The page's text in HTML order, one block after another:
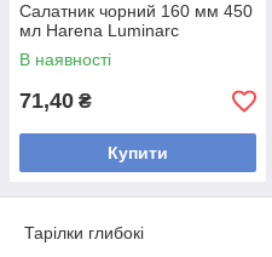
Салатник чорний 160 мм 450
мл Harena Luminarc
В наявності
71,40 ₴
Купити
Тарілки глибокі